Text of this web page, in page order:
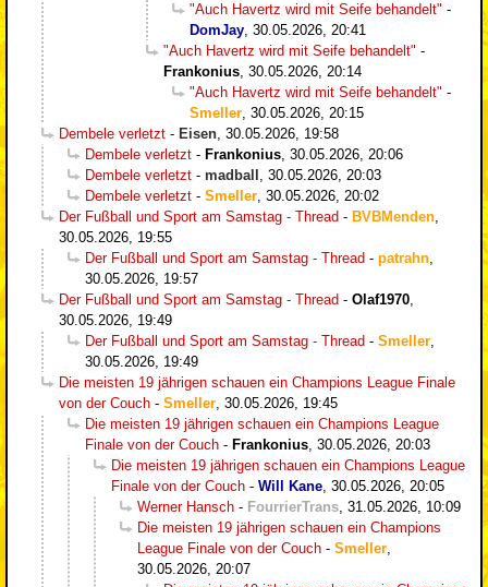
"Auch Havertz wird mit Seife behandelt" -
DomJay, 30.05.2026, 20:41
"Auch Havertz wird mit Seife behandelt" -
Frankonius, 30.05.2026, 20:14
"Auch Havertz wird mit Seife behandelt" -
Smeller, 30.05.2026, 20:15
Dembele verletzt - Eisen, 30.05.2026, 19:58
Dembele verletzt - Frankonius, 30.05.2026, 20:06
Dembele verletzt - madball , 30.05.2026, 20:03
Dembele verletzt - Smeller, 30.05.2026, 20:02
Der Fußball und Sport am Samstag - Thread - BVBMenden,
30.05.2026, 19:55
Der Fußball und Sport am Samstag - Thread - patrahn,
30.05.2026, 19:57
Der Fußball und Sport am Samstag - Thread - Olaf1970,
30.05.2026, 19:49
Der Fußball und Sport am Samstag - Thread - Smeller,
30.05.2026, 19:49
Die meisten 19 jährigen schauen ein Champions League Finale
von der Couch - Smeller, 30.05.2026, 19:45
Die meisten 19 jährigen schauen ein Champions League
Finale von der Couch - Frankonius, 30.05.2026, 20:03
Die meisten 19 jährigen schauen ein Champions League
Finale von der Couch - Will Kane, 30.05.2026, 20:05
Werner Hansch - FourrierTrans, 31.05.2026, 10:09
Die meisten 19 jährigen schauen ein Champions
League Finale von der Couch - Smeller,
30.05.2026, 20:07